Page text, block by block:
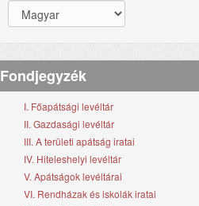
Fondjegyzék
I. Főapátsági levéltár
II. Gazdasági levéltár
III. A területi apátság iratai
IV. Hiteleshelyi levéltár
V. Apátságok levéltárai
VI. Rendházak és iskolák iratai